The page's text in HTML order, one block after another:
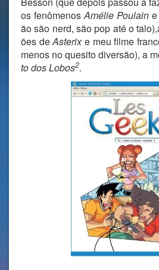
os fenômenosAmélie Poulaine
ão são nerd, são pop até o
ões deAsterixe meu filme
menos no quesito diversão), a
to dos Lobos2.